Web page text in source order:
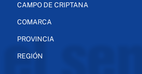
CAMPO DE CRIPTANA
COMARCA
PROVINCIA
REGIÓN